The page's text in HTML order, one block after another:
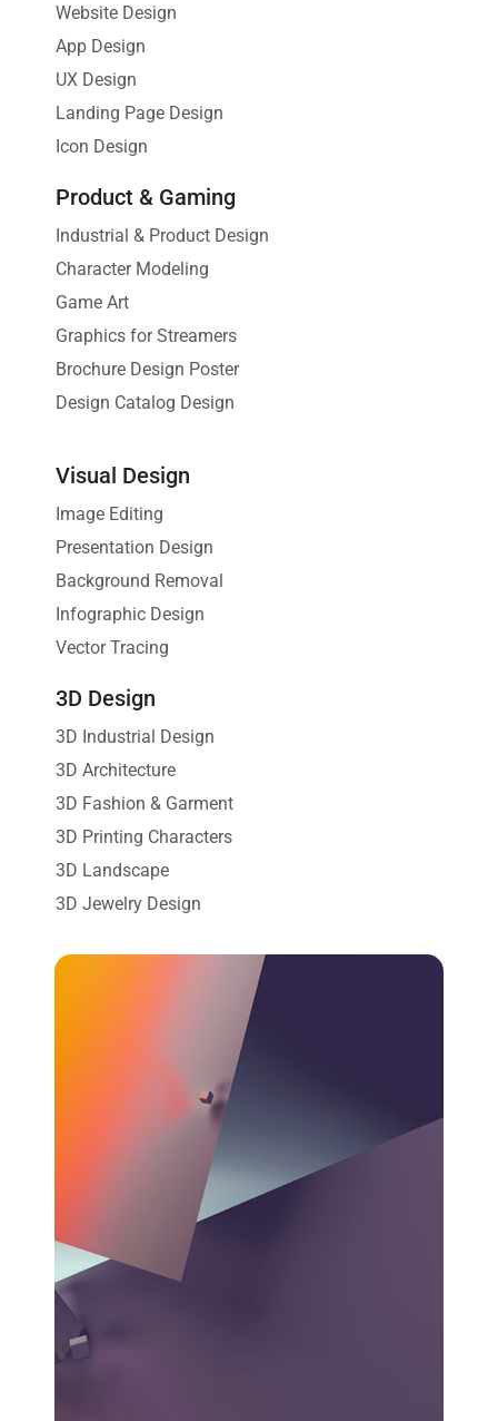
Website Design
App Design
UX Design
Landing Page Design
Icon Design
Product & Gaming
Industrial & Product Design
Character Modeling
Game Art
Graphics for Streamers
Brochure Design Poster
Design Catalog Design
Visual Design
Image Editing
Presentation Design
Background Removal
Infographic Design
Vector Tracing
3D Design
3D Industrial Design
3D Architecture
3D Fashion & Garment
3D Printing Characters
3D Landscape
3D Jewelry Design